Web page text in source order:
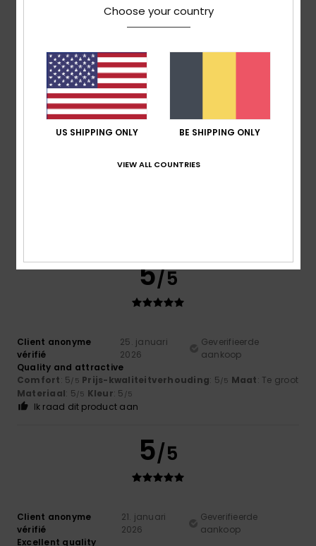
29. januari
Geverifieerde
: Groot
Ik raad dit product aan
5 /5
5/5
Client anonyme
vérifié
25. januari
2026
Geverifieerde
aankoop
Quality and attractive
Comfort: 5/5 Prijs-kwaliteitverhouding: 5/5 Maat: Te groot
Materiaal: 5/5 Kleur: 5 /5
Ik raad dit product aan
5/5
Client anonyme
vérifié
21. januari
2026
Geverifieerde
aankoop
Excellent quality
Choose your country
US SHIPPING ONLY BE SHIPPING ONLY
VIEW ALL COUNTRIES